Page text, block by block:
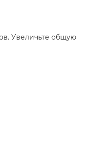
Увеличьте общую